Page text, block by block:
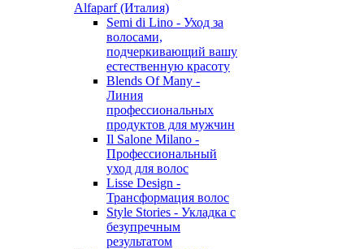
Alfaparf (Италия)
Semi di Lino - Уход за
волосами,
подчеркивающий вашу
естественную красоту
Blends Of Many -
Линия
профессиональных
продуктов для мужчин
Il Salone Milano -
Профессиональный
уход для волос
Lisse Design -
Трансформация волос
Style Stories - Укладка с
безупречным
результатом